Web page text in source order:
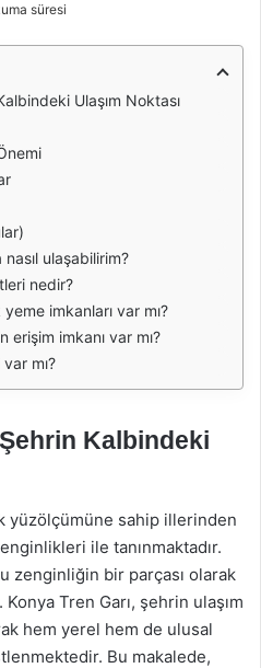
süresi
Ulaşım Noktası
nasıl ulaşabilirim?
nedir?
imkanları var mı?
erişim imkanı var mı?
mı?
Kalbindeki
yüzölçümüne sahip illerinden
ile tanınmaktadır.
zenginliğin bir parçası olarak
Tren Garı, şehrin ulaşım
hem yerel hem de ulusal
Bu makalede,